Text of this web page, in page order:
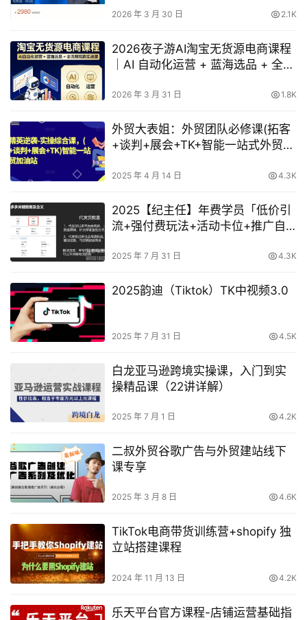
2026 年 3 月 30 日 2.1K
2026夜子游AI淘宝无货源电商课程
｜AI 自动化运营 + 蓝海选品 + 全流
2026 年 3 月 31 日 1.8K
外贸大表姐：外贸团队必修课(拓客
+谈判+展会+TK+智能一站式外贸加
2025 年 4 月 14 日 4.3K
2025【纪主任】年费学员「低价引
流+强付费玩法+活动卡位+推广自
2025 年 7 月 31 日 4.3K
2025韵迪（Tiktok）TK中视频3.0
2025 年 7 月 31 日 4.5K
白龙亚马逊跨境实操课，入门到实
操精品课（22讲详解）
2025 年 7 月 1 日 4.2K
二叔外贸谷歌广告与外贸建站线下
课专享
2025 年 3 月 8 日 4.6K
TikTok电商带货训练营+shopify 独
立站搭建课程
2024 年 11 月 13 日 4.2K
乐天平台官方课程-店铺运营基础指